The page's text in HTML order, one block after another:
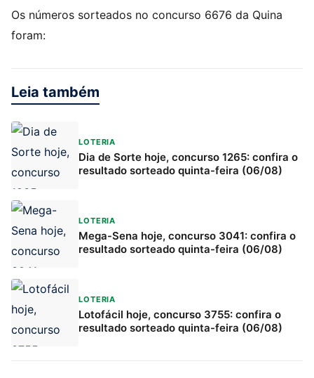
Os números sorteados no concurso 6676 da Quina
foram:
Leia também
LOTERIA
Dia de Sorte hoje, concurso 1265: confira o
resultado sorteado quinta-feira (06/08)
LOTERIA
Mega-Sena hoje, concurso 3041: confira o
resultado sorteado quinta-feira (06/08)
LOTERIA
Lotofácil hoje, concurso 3755: confira o
resultado sorteado quinta-feira (06/08)